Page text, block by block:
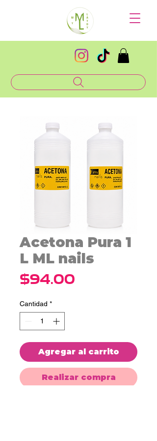
Acetona Pura 1
L ML nails
$94.00
Cantidad *
Agregar al carrito
Realizar compra